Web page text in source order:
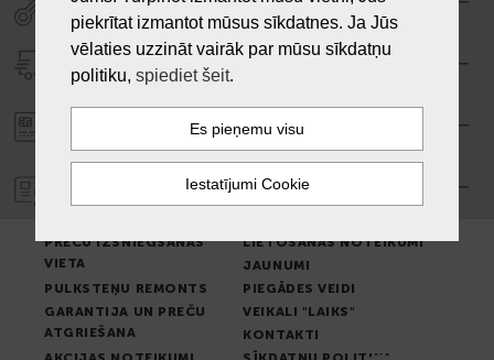
PIEGĀDE
PASŪTĪJUMA APMAKSA
GARANTIJA
PREČU IZSNIEGŠANAS
VIETA
LIETOŠANAS NOTEIKUMI
JAUNUMI
PULKSTEŅU REMONTS
PIEGĀDES VEIDI
GARANTIJA UN PREČU
ATGRIEŠANA
VEIKALI "LAIKS"
KONTAKTI
piekrītat izmantot mūsus sīkdatnes. Ja Jūs
vēlaties uzzināt vairāk par mūsu sīkdatņu
politiku, spiediet šeit.